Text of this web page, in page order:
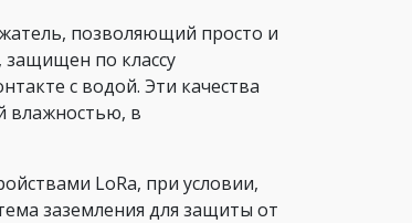
позволяющий просто и
по классу
с водой. Эти качества
влажностью, в
LoRa, при условии,
заземления для защиты от